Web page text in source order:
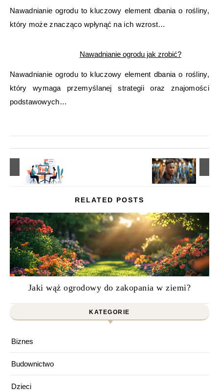
Nawadnianie ogrodu to kluczowy element dbania o rośliny,
który może znacząco wpłynąć na ich wzrost…
Nawadnianie ogrodu jak zrobić?
Nawadnianie ogrodu to kluczowy element dbania o rośliny,
który wymaga przemyślanej strategii oraz znajomości
podstawowych…
RELATED POSTS
Jaki wąż ogrodowy do zakopania w ziemi?
KATEGORIE
Biznes
Budownictwo
Dzieci